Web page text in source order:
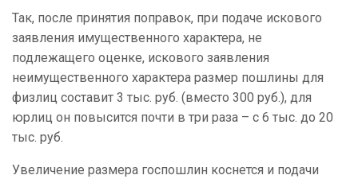
Так, после принятия поправок, при подаче искового
заявления имущественного характера, не
подлежащего оценке, искового заявления
неимущественного характера размер пошлины для
физлиц составит 3 тыс. руб. (вместо 300 руб.), для
юрлиц он повысится почти в три раза – с 6 тыс. до 20
тыс. руб.
Увеличение размера госпошлин коснется и подачи